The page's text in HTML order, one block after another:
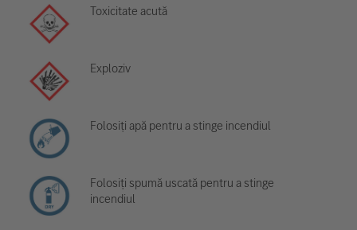
Toxicitate acută
Exploziv
Folosiți apă pentru a stinge incendiul
Folosiți spumă uscată pentru a stinge
incendiul